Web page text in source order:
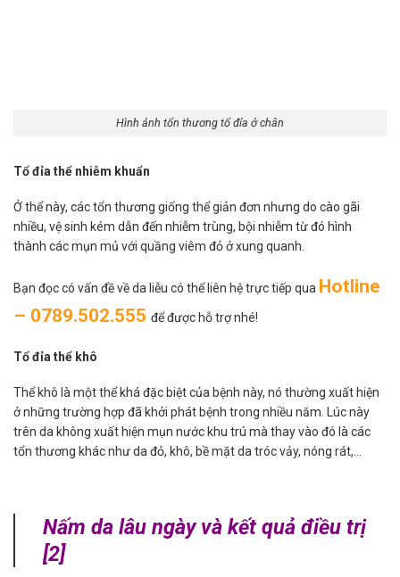
Hình ảnh tổn thương tổ đỉa ở chân
Tổ đỉa thể nhiễm khuẩn
Ở thể này, các tổn thương giống thể giản đơn nhưng do cào gãi
nhiều, vệ sinh kém dẫn đến nhiễm trùng, bội nhiễm từ đó hình
thành các mụn mủ với quầng viêm đỏ ở xung quanh.
Bạn đọc có vấn đề về da liễu có thể liên hệ trực tiếp qua Hotline
– 0789.502.555 để được hỗ trợ nhé!
Tổ đỉa thể khô
Thể khô là một thể khá đặc biệt của bệnh này, nó thường xuất hiện
ở những trường hợp đã khởi phát bệnh trong nhiều năm. Lúc này
trên da không xuất hiện mụn nước khu trú mà thay vào đó là các
tổn thương khác như da đỏ, khô, bề mặt da tróc vảy, nóng rát,…
Nấm da lâu ngày và kết quả điều trị
[2]